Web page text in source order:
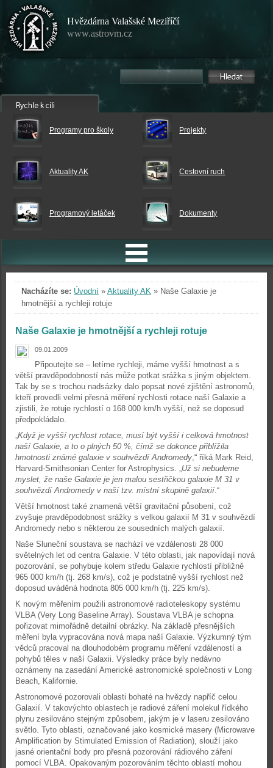
Hvězdárna Valašské Meziříčí
www.astrovm.cz
Programy pro školy Projekty
Aktuality AK Cestovní ruch
Programový letáček Dokumenty
Nacházíte se: Úvodní » Aktuality AK » Naše Galaxie je
hmotnější a rychleji rotuje
Naše Galaxie je hmotnější a rychleji rotuje
09.01.2009
Připoutejte se – letíme rychleji, máme vyšší hmotnost a s
větší pravděpodobností nás může potkat srážka s jiným objektem.
Tak by se s trochou nadsázky dalo popsat nové zjištění astronomů,
kteří provedli velmi přesná měření rychlosti rotace naší Galaxie a
zjistili, že rotuje rychlostí o 168 000 km/h vyšší, než se doposud
předpokládalo.
„Když je vyšší rychlost rotace, musí být vyšší i celková hmotnost
naší Galaxie, a to o plných 50 %, čímž se dokonce přiblížila
hmotnosti známé galaxie v souhvězdí Andromedy,“ říká Mark Reid,
Harvard-Smithsonian Center for Astrophysics. „Už si nebudeme
myslet, že naše Galaxie je jen malou sestřičkou galaxie M 31 v
souhvězdí Andromedy v naší tzv. místní skupině galaxií.“
Větší hmotnost také znamená větší gravitační působení, což
zvyšuje pravděpodobnost srážky s velkou galaxií M 31 v souhvězdí
Andromedy nebo s některou ze sousedních malých galaxií.
Naše Sluneční soustava se nachází ve vzdálenosti 28 000
světelných let od centra Galaxie. V této oblasti, jak napovídají nová
pozorování, se pohybuje kolem středu Galaxie rychlostí přibližně
965 000 km/h (tj. 268 km/s), což je podstatně vyšší rychlost než
doposud uváděná hodnota 805 000 km/h (tj. 225 km/s).
K novým měřením použili astronomové radioteleskopy systému
VLBA (Very Long Baseline Array). Soustava VLBA je schopna
pořizovat mimořádně detailní obrázky. Na základě přesnějších
měření byla vypracována nová mapa naší Galaxie. Výzkumný tým
vědců pracoval na dlouhodobém programu měření vzdáleností a
pohybů těles v naší Galaxii. Výsledky práce byly nedávno
oznámeny na zasedání Americké astronomické společnosti v Long
Beach, Kalifornie.
Astronomové pozorovali oblasti bohaté na hvězdy napříč celou
Galaxií. V takovýchto oblastech je radiové záření molekul řídkého
plynu zesilováno stejným způsobem, jakým je v laseru zesilováno
světlo. Tyto oblasti, označované jako kosmické masery (Microwave
Amplification by Stimulated Emission of Radiation), slouží jako
jasné orientační body pro přesná pozorování rádiového záření
pomocí VLBA. Opakovaným pozorováním těchto oblastí mohou